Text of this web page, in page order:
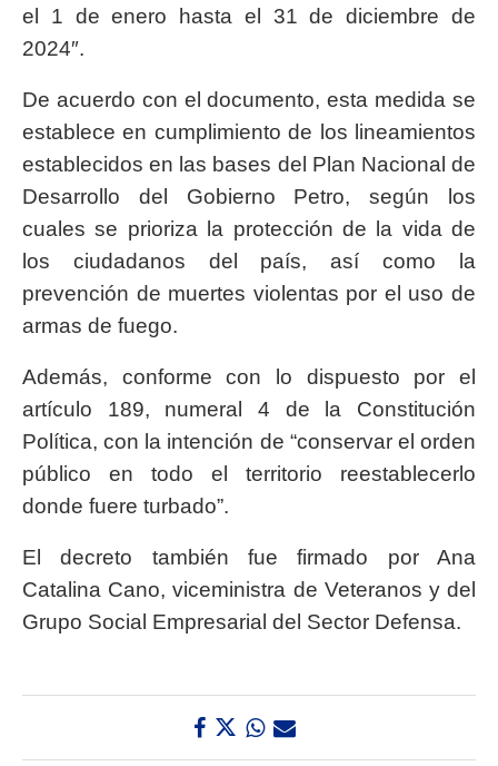
el 1 de enero hasta el 31 de diciembre de
2024″.
De acuerdo con el documento, esta medida se
establece en cumplimiento de los lineamientos
establecidos en las bases del Plan Nacional de
Desarrollo del Gobierno Petro, según los
cuales se prioriza la protección de la vida de
los ciudadanos del país, así como la
prevención de muertes violentas por el uso de
armas de fuego.
Además, conforme con lo dispuesto por el
artículo 189, numeral 4 de la Constitución
Política, con la intención de “conservar el orden
público en todo el territorio reestablecerlo
donde fuere turbado”.
El decreto también fue firmado por Ana
Catalina Cano, viceministra de Veteranos y del
Grupo Social Empresarial del Sector Defensa.